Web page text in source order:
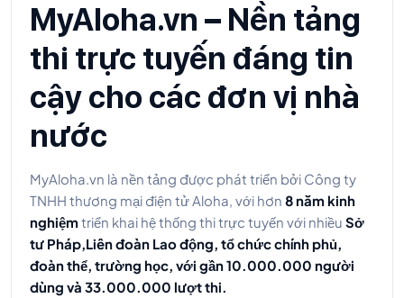
MyAloha.vn – Nền tảng
thi trực tuyến đáng tin
cậy cho các đơn vị nhà
nước
MyAloha.vn là nền tảng được phát triển bởi Công ty
TNHH thương mại điện tử Aloha, với hơn 8 năm kinh
nghiệmtriển khai hệ thống thi trực tuyến với nhiều Sở
tư Pháp,Liên đoàn Lao động, tổ chức chính phủ,
đoàn thể, trường học, với gần 10.000.000 người
dùng và 33.000.000 lượt thi.